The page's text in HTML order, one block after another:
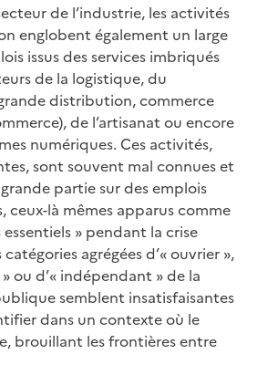
de l’industrie, les activités
englobent également un large
issus des services imbriqués
de la logistique, du
distribution, commerce
de l’artisanat ou encore
numériques. Ces activités,
sont souvent mal connues et
partie sur des emplois
ceux-là mêmes apparus comme
» pendant la crise
agrégées d’« ouvrier »,
ou d’« indépendant » de la
semblent insatisfaisantes
dans un contexte où le
brouillant les frontières entre